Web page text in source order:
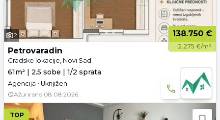
2 138.750 €
2.275 €/m²
Petrovaradin
Gradske lokacije, Novi Sad
61m² | 2.5 sobe | 1/2 sprata
Agencija • Uknjižen
Ažurirano 08.08.2026.
TOP